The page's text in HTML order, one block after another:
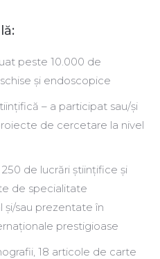
peste 10.000 de
şi endoscopice
– a participat sau/şi
de cercetare la nivel
de lucrări ştiinţifice şi
de specialitate
sau prezentate în
prestigioase
18 articole de carte